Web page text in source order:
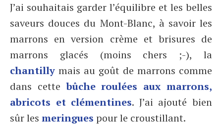
J’ai souhaitais garder l’équilibre et les belles
saveurs douces du Mont-Blanc, à savoir les
marrons en version crème et brisures de
marrons glacés (moins chers ;-), la
chantilly mais au goût de marrons comme
dans cettebûche roulées aux marrons,
abricots et clémentines. J’ai ajouté bien
sûr les meringues pour le croustillant.